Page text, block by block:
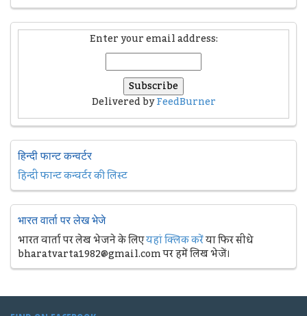
Enter your email address:
Delivered byFeedBurner
हिन्दी फान्ट कन्वर्टर
हिन्दी फान्ट कन्वर्टर की लिस्ट
भारत वार्ता पर लेख भेजे
भारत वार्ता पर लेख भेजने के लिएयहां क्लिक करेंया फिर सीधे
bharatvarta1982@gmail.com पर हमें लिख भेजें।